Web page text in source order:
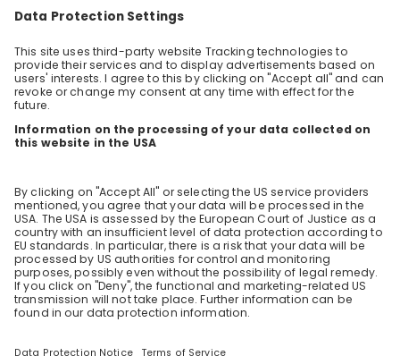
unbefristeten Arbeitsvertrag von Anfang an!
Überblick über das Programm und erfahren
aus erster Hand von 2 Absolvent*innen des
Programmes wie es in der Praxis abläuft.
Agenda: Kurzer Überblick SAP und
Einstiegsprogramme Überblick Career Starters
– Karina Erfahrungsberichte Jeanette und
DE